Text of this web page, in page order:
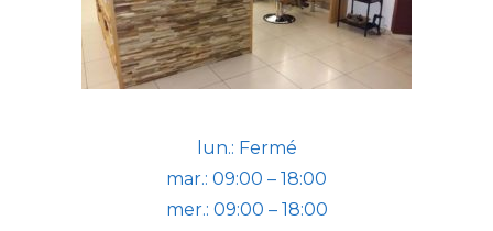
lun.: Fermé
mar.: 09:00 – 18:00
mer.: 09:00 – 18:00